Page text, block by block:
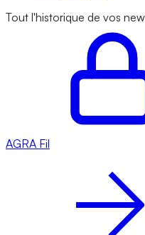
Tout l'historique de vos
AGRA Fil